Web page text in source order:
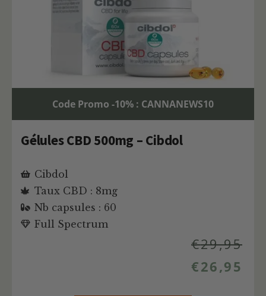
Code Promo -10% : CANNANEWS10
Gélules CBD 500mg – Cibdol
Cibdol
Taux CBD : 8mg
Nb capsules : 60
Full Spectrum
€29,95
€26,95